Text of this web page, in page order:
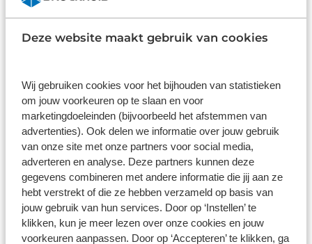
Deze website maakt gebruik van cookies
Wij gebruiken cookies voor het bijhouden van statistieken
om jouw voorkeuren op te slaan en voor
marketingdoeleinden (bijvoorbeeld het afstemmen van
advertenties). Ook delen we informatie over jouw gebruik
van onze site met onze partners voor social media,
adverteren en analyse. Deze partners kunnen deze
gegevens combineren met andere informatie die jij aan ze
hebt verstrekt of die ze hebben verzameld op basis van
jouw gebruik van hun services. Door op ‘Instellen’ te
klikken, kun je meer lezen over onze cookies en jouw
voorkeuren aanpassen. Door op ‘Accepteren’ te klikken, ga
_vwo_ds VWO
Verzamelt
gegevens over de
bezoeken van de
website, zoals het
aantal bezoeken,
de gemiddelde
tijd die op de
website is
doorgebracht en
welke pagina's
zijn geladen met
het doel
rapporten te
3
maand